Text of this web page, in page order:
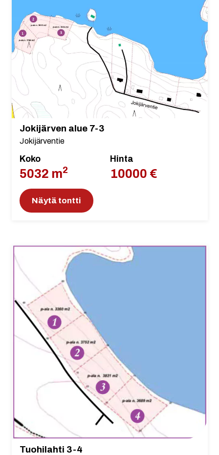
Jokijärven alue 7-3
Jokijärventie
Koko
5032 m2
Hinta
10000 €
Näytä tontti
Tuohilahti 3-4